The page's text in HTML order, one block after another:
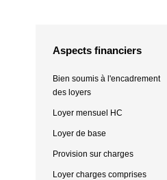
Aspects financiers
Bien soumis à l'encadrement
des loyers
Loyer mensuel HC
Loyer de base
Provision sur charges
Loyer charges comprises